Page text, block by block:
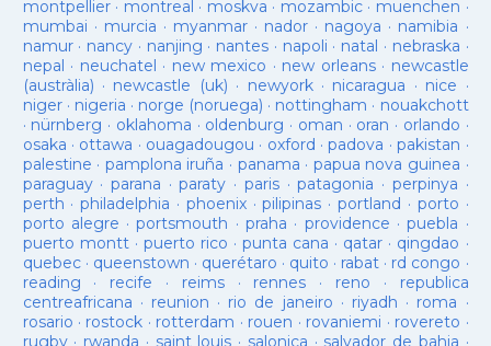
montpellier· montreal · moskva · mozambic· muenchen ·
mumbai · murcia · myanmar· nador · nagoya · namibia ·
namur· nancy · nanjing · nantes · napoli · natal · nebraska ·
nepal · neuchatel · new mexico · new orleans· newcastle
(austràlia) · newcastle (uk) · newyork· nicaragua · nice ·
niger· nigeria · norge (noruega) · nottingham · nouakchott
· nürnberg · oklahoma · oldenburg · oman · oran · orlando ·
osaka · ottawa · ouagadougou · oxford ·padova ·pakistan ·
palestine · pamplona iruña · panama · papua nova guinea ·
paraguay· parana ·paraty · paris·patagonia · perpinya ·
perth ·philadelphia · phoenix·pilipinas ·portland · porto ·
porto alegre ·portsmouth ·praha · providence ·puebla ·
puerto montt· puerto rico ·punta cana · qatar · qingdao ·
quebec· queenstown · querétaro · quito · rabat · rd congo ·
reading · recife · reims· rennes · reno · republica
centreafricana · reunion · rio de janeiro · riyadh · roma ·
rosario · rostock · rotterdam · rouen · rovaniemi · rovereto ·
rugby· rwanda · saint louis · salonica · salvador de bahia ·